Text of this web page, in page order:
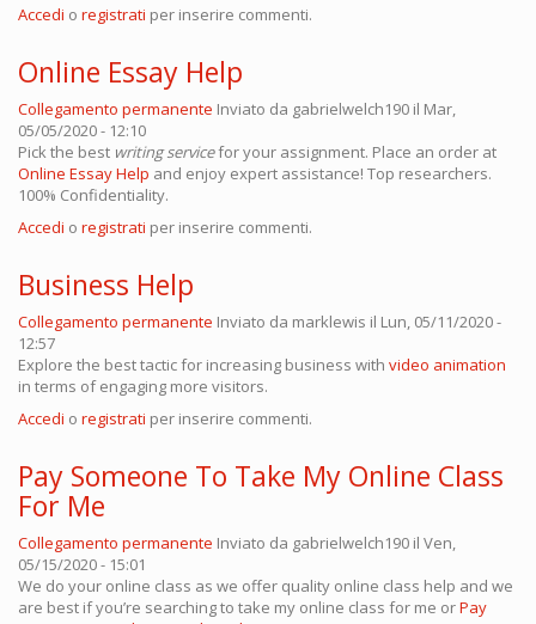
Accedi o registrati per inserire commenti.
Online Essay Help
Collegamento permanente Inviato da gabrielwelch190 il Mar,
05/05/2020 - 12:10
Pick the best writing servicefor your assignment. Place an order at
Online Essay Help and enjoy expert assistance! Top researchers.
100% Confidentiality.
Accedi o registrati per inserire commenti.
Business Help
Collegamento permanente Inviato da marklewis il Lun, 05/11/2020 -
12:57
Explore the best tactic for increasing business with video animation
in terms of engaging more visitors.
Accedi o registrati per inserire commenti.
Pay Someone To Take My Online Class
For Me
Collegamento permanente Inviato da gabrielwelch190 il Ven,
05/15/2020 - 15:01
We do your online class as we offer quality online class help and we
are best if you’re searching to take my online class for me orPay